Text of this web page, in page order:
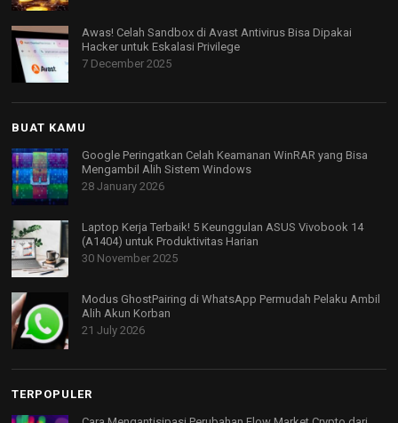
Awas! Celah Sandbox di Avast Antivirus Bisa Dipakai
Hacker untuk Eskalasi Privilege
7 December 2025
BUAT KAMU
Google Peringatkan Celah Keamanan WinRAR yang Bisa
Mengambil Alih Sistem Windows
28 January 2026
Laptop Kerja Terbaik! 5 Keunggulan ASUS Vivobook 14
(A1404) untuk Produktivitas Harian
30 November 2025
Modus GhostPairing di WhatsApp Permudah Pelaku Ambil
Alih Akun Korban
21 July 2026
TERPOPULER